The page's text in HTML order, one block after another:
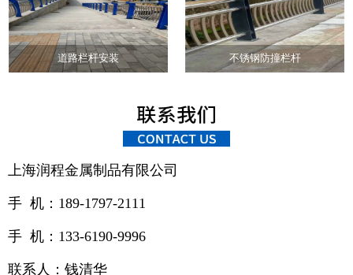
道路栏杆安装 不锈钢防撞栏杆
上海润程金属制品有限公司
手 机：189-1797-2111
手 机：133-6190-9996
联系人：钱清华